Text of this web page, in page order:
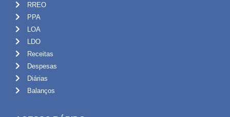
RREO
PPA
LOA
LDO
Receitas
Despesas
Diárias
Balanços